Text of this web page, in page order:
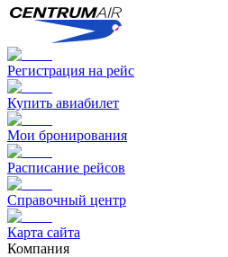
Регистрация на рейс
Купить авиабилет
Мои бронирования
Расписание рейсов
Справочный центр
Карта сайта
Компания